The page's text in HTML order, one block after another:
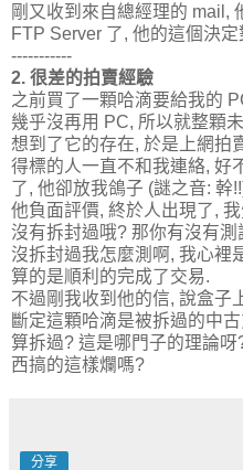
剛又收到來自總經理的 mail,
FTP Server 了, 他的這個決
-----------
2. 很差的拍賣經驗
之前買了一顆哈滴要給我的
幾乎沒再用 PC, 所以就整顆
想到了它的存在, 於是上網拍
得標的人一直不和我連絡, 好
了, 他卻放我鴿子 (謎之音: 幹
他負面評價, 終於人出現了,
沒有拆封過哦? 那你有沒有
沒拆封過我怎麼測啊, 我心裡
算的是順利的完成了交易.
不過剛我收到他的信, 說盒子
斷定這顆哈滴是被拆過的中
算拆過? 這是哪門子的理論
西搞的這樣爛嗎?
分享